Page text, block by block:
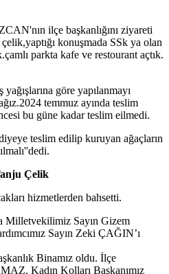
ilçe başkanlığını ziyareti
konuşmada SSk ya olan
parkta kafe ve restourant açtık.
göre yapılanmayı
temmuz ayında teslim
bu güne kadar teslim eilmedi.
teslim edilip kuruyan ağaçların
Çelik
hizmetlerden bahsetti.
Milletvekilimiz Sayın Gizem
Sayın Zeki ÇAĞIN’ı
Binamız oldu. İlçe
Kadın Kolları Başkanımız